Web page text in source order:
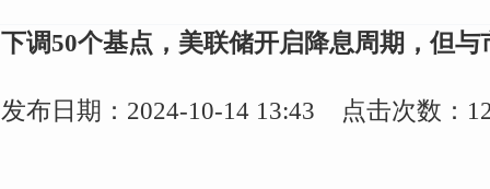
下调50个基点，美联储开启降息周期，但
发布日期：2024-10-14 13:43 点击次数：